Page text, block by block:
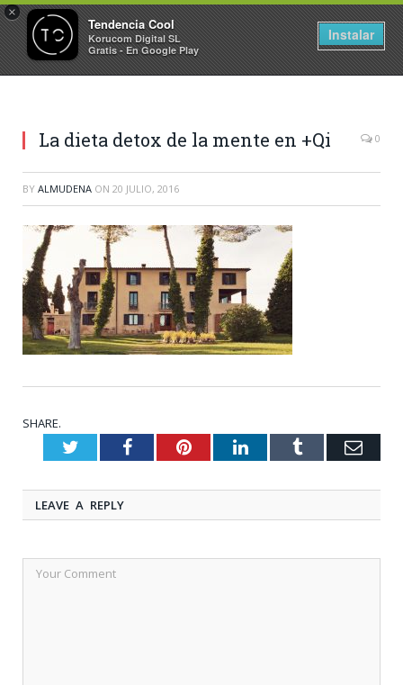
×
Tendencia Cool
Korucom Digital SL
Gratis - En Google Play
Instalar
La dieta detox de la mente en +Qi 0
BY ALMUDENA ON 20 JULIO, 2016
SHARE.
TwitterFacebookPinterestLinkedInTumblr
LEAVE A REPLY